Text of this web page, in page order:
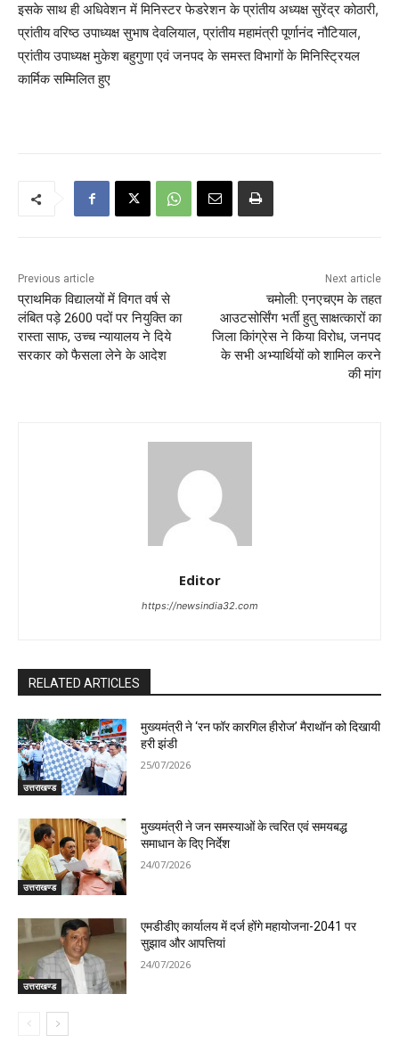
इसके साथ ही अधिवेशन में मिनिस्टर फेडरेशन के प्रांतीय अध्यक्ष सुरेंद्र कोठारी,
प्रांतीय वरिष्ठ उपाध्यक्ष सुभाष देवलियाल, प्रांतीय महामंत्री पूर्णानंद नौटियाल,
प्रांतीय उपाध्यक्ष मुकेश बहुगुणा एवं जनपद के समस्त विभागों के मिनिस्ट्रियल
कार्मिक सम्मिलित हुए
Previous article
प्राथमिक विद्यालयों में विगत वर्ष से
लंबित पड़े 2600 पदों पर नियुक्ति का
रास्ता साफ, उच्च न्यायालय ने दिये
सरकार को फैसला लेने के आदेश
Next article
चमोली: एनएचएम के तहत
आउटसोर्सिंग भर्ती हुतु साक्षत्कारों का
जिला किांग्रेस ने किया विरोध, जनपद
के सभी अभ्यार्थियों को शामिल करने
की मांग
Editor
https://newsindia32.com
RELATED ARTICLES
उत्तराखण्ड
मुख्यमंत्री ने ‘रन फॉर कारगिल हीरोज’ मैराथॉन को दिखायी
हरी झंडी
25/07/2026
उत्तराखण्ड
मुख्यमंत्री ने जन समस्याओं के त्वरित एवं समयबद्ध
समाधान के दिए निर्देश
24/07/2026
उत्तराखण्ड
एमडीडीए कार्यालय में दर्ज होंगे महायोजना-2041 पर
सुझाव और आपत्तियां
24/07/2026